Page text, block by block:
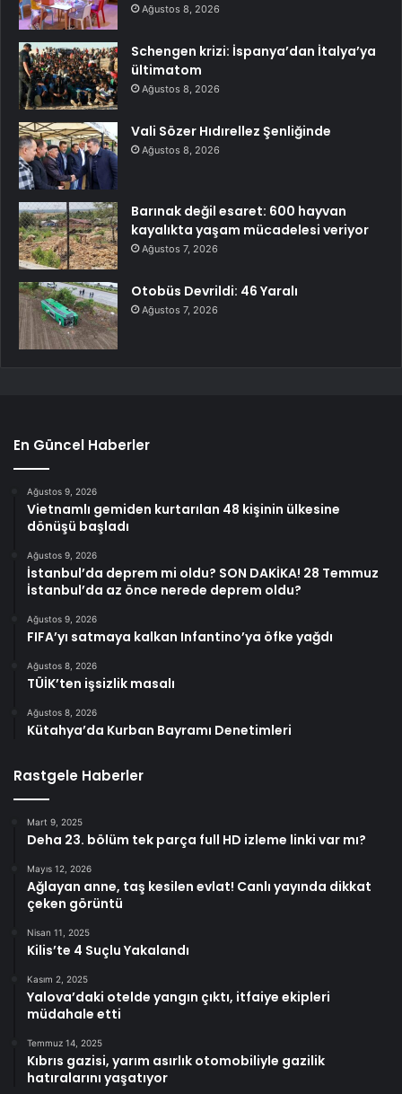
Ağustos 8, 2026
Schengen krizi: İspanya’dan İtalya’ya
ültimatom
Ağustos 8, 2026
Vali Sözer Hıdırellez Şenliğinde
Ağustos 8, 2026
Barınak değil esaret: 600 hayvan
kayalıkta yaşam mücadelesi veriyor
Ağustos 7, 2026
Otobüs Devrildi: 46 Yaralı
Ağustos 7, 2026
En Güncel Haberler
Ağustos 9, 2026
Vietnamlı gemiden kurtarılan 48 kişinin ülkesine
dönüşü başladı
Ağustos 9, 2026
İstanbul’da deprem mi oldu? SON DAKİKA! 28 Temmuz
İstanbul’da az önce nerede deprem oldu?
Ağustos 9, 2026
FIFA’yı satmaya kalkan Infantino’ya öfke yağdı
Ağustos 8, 2026
TÜİK’ten işsizlik masalı
Ağustos 8, 2026
Kütahya’da Kurban Bayramı Denetimleri
Rastgele Haberler
Mart 9, 2025
Deha 23. bölüm tek parça full HD izleme linki var mı?
Mayıs 12, 2026
Ağlayan anne, taş kesilen evlat! Canlı yayında dikkat
çeken görüntü
Nisan 11, 2025
Kilis’te 4 Suçlu Yakalandı
Kasım 2, 2025
Yalova’daki otelde yangın çıktı, itfaiye ekipleri
müdahale etti
Temmuz 14, 2025
Kıbrıs gazisi, yarım asırlık otomobiliyle gazilik
hatıralarını yaşatıyor